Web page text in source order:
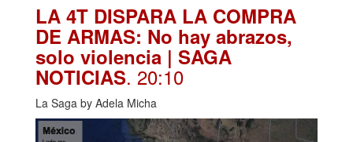
LA 4T DISPARA LA COMPRA
DE ARMAS: No hay abrazos,
solo violencia | SAGA
NOTICIAS. 20:10
La Saga by Adela Micha